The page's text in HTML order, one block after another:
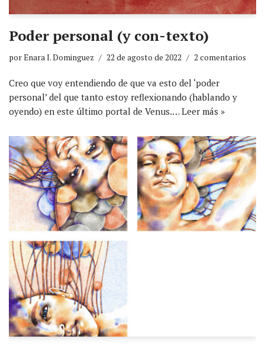
Poder personal (y con-texto)
porEnara I. Dominguez 22 de agosto de 2022 2 comentarios
Creo que voy entendiendo de que va esto del ‘poder
personal’ del que tanto estoy reflexionando (hablando y
oyendo) en este último portal de Venus.…Leer más »